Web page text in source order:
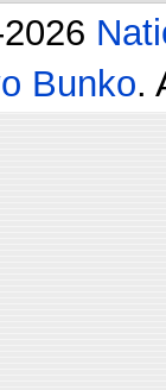
Bunko.